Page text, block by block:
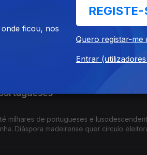
casas na Venezuela
dos prejuízos dos sismos, entre
falta negociar tabelas salariais e
milhares de portugueses e
Diáspora madeirense quer circulo
ficou, nos
Quero registar-me
Entrar